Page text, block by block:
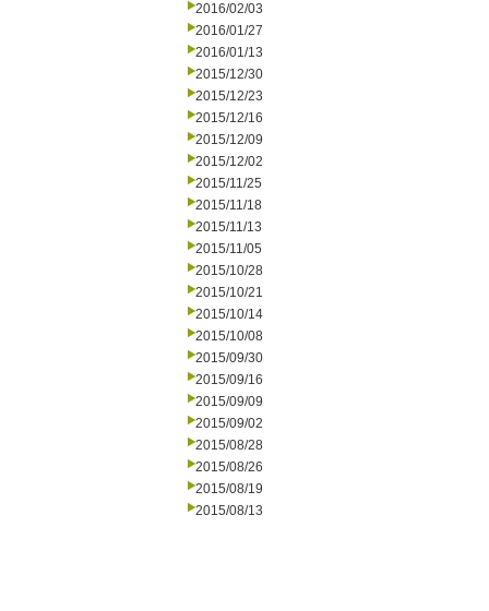
2016/02/03
2016/01/27
2016/01/13
2015/12/30
2015/12/23
2015/12/16
2015/12/09
2015/12/02
2015/11/25
2015/11/18
2015/11/13
2015/11/05
2015/10/28
2015/10/21
2015/10/14
2015/10/08
2015/09/30
2015/09/16
2015/09/09
2015/09/02
2015/08/28
2015/08/26
2015/08/19
2015/08/13